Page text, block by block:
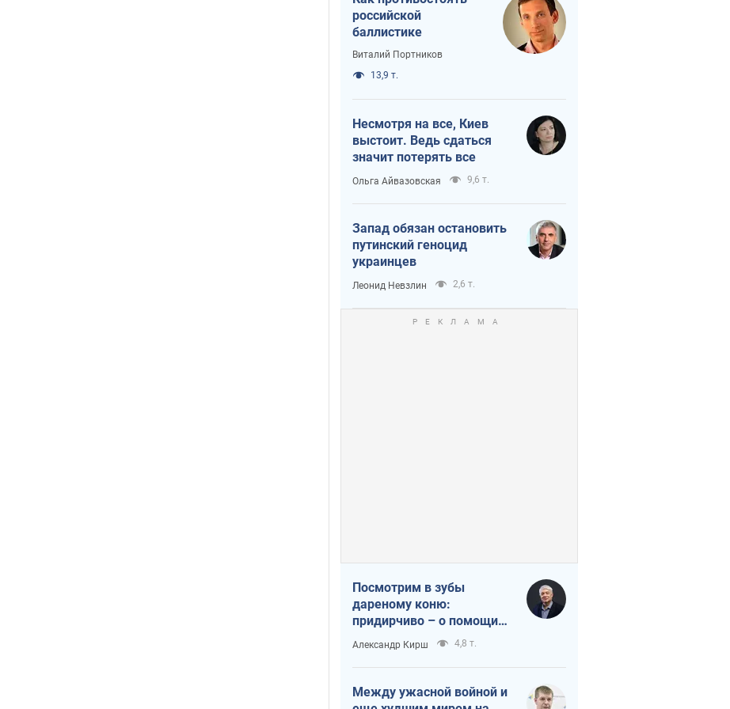
российской
баллистике
Виталий Портников
13,9 т.
Несмотря на все, Киев
выстоит. Ведь сдаться
значит потерять все
Ольга Айвазовская 9,6 т.
Запад обязан остановить
путинский геноцид
украинцев
Леонид Невзлин 2,6 т.
Посмотрим в зубы
дареному коню:
придирчиво – о помощи
Украине
Александр Кирш 4,8 т.
Между ужасной войной и